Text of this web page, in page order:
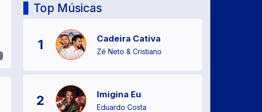
Top Músicas
1 Cadeira Cativa
Zé Neto & Cristiano
2 Imigina Eu
Eduardo Costa